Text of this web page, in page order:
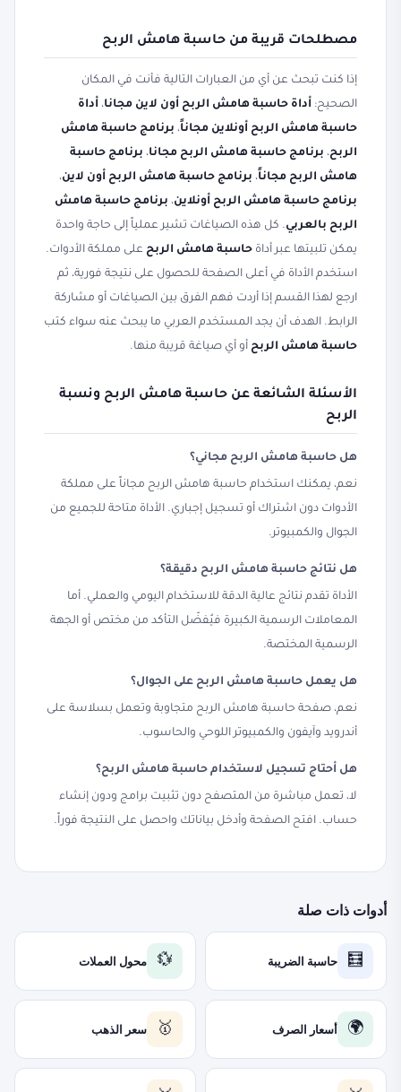
مصطلحات قريبة من حاسبة هامش الربح
إذا كنت تبحث عن أي من العبارات التالية فأنت في المكان
الصحيح: أداة حاسبة هامش الربح أون لاين مجانا، أداة
حاسبة هامش الربح أونلاين مجاناً، برنامج حاسبة هامش
الربح، برنامج حاسبة هامش الربح مجانا، برنامج حاسبة
هامش الربح مجاناً، برنامج حاسبة هامش الربح أون لاين،
برنامج حاسبة هامش الربح أونلاين، برنامج حاسبة هامش
الربح بالعربي. كل هذه الصياغات تشير عملياً إلى حاجة واحدة
يمكن تلبيتها عبر أداة حاسبة هامش الربح على مملكة الأدوات.
استخدم الأداة في أعلى الصفحة للحصول على نتيجة فورية، ثم
ارجع لهذا القسم إذا أردت فهم الفرق بين الصياغات أو مشاركة
الرابط. الهدف أن يجد المستخدم العربي ما يبحث عنه سواء كتب
حاسبة هامش الربح أو أي صياغة قريبة منها.
الأسئلة الشائعة عن حاسبة هامش الربح ونسبة
الربح
هل حاسبة هامش الربح مجاني؟
نعم، يمكنك استخدام حاسبة هامش الربح مجاناً على مملكة
الأدوات دون اشتراك أو تسجيل إجباري. الأداة متاحة للجميع من
الجوال والكمبيوتر.
هل نتائج حاسبة هامش الربح دقيقة؟
الأداة تقدم نتائج عالية الدقة للاستخدام اليومي والعملي. أما
المعاملات الرسمية الكبيرة فيُفضّل التأكد من مختص أو الجهة
الرسمية المختصة.
هل يعمل حاسبة هامش الربح على الجوال؟
نعم، صفحة حاسبة هامش الربح متجاوبة وتعمل بسلاسة على
أندرويد وآيفون والكمبيوتر اللوحي والحاسوب.
هل أحتاج تسجيل لاستخدام حاسبة هامش الربح؟
لا، تعمل مباشرة من المتصفح دون تثبيت برامج ودون إنشاء
حساب. افتح الصفحة وأدخل بياناتك واحصل على النتيجة فوراً.
أدوات ذات صلة
🧮 حاسبة الضريبة 💱 محول العملات
🌍 أسعار الصرف 🥇 سعر الذهب